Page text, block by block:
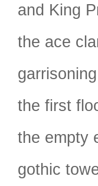
and King
the ace
the first
the empty
gothic